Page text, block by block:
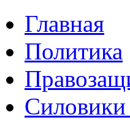
Главная
Политика
Силовики